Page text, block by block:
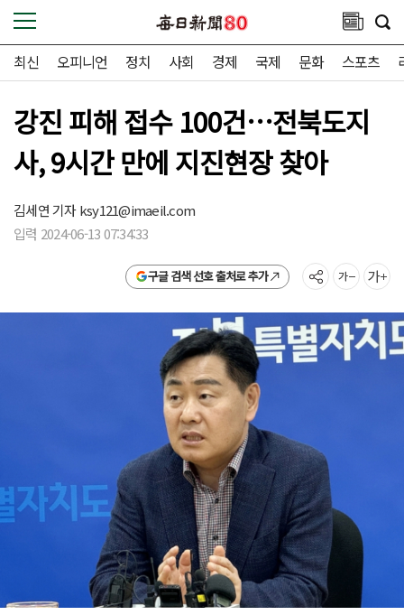
최신 오피니언 정치 사회 경제 국제 문화 스포츠
강진 피해 접수 100건…전북도지
사, 9시간 만에 지진현장 찾아
김세연 기자ksy121@imaeil.com
입력 2024-06-13 07:34:33
구글 검색 선호 출처로 추가